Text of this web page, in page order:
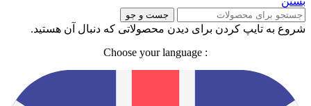
جست و جو
شروع به تایپ کردن برای دیدن محصولاتی که دنبال آن هستید.
: Choose your language